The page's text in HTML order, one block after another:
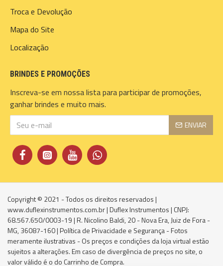
Troca e Devolução
Mapa do Site
Localização
BRINDES E PROMOÇÕES
Inscreva-se em nossa lista para participar de promoções,
ganhar brindes e muito mais.
ENVIAR
Copyright © 2021 - Todos os direitos reservados |
www.duflexinstrumentos.com.br | Duflex Instrumentos | CNPJ:
68.567.650/0003-19 | R. Nicolino Baldi, 20 - Nova Era, Juiz de Fora -
MG, 36087-160 | Política de Privacidade e Segurança - Fotos
meramente ilustrativas - Os preços e condições da loja virtual estão
sujeitos a alterações. Em caso de divergência de preços no site, o
valor válido é o do Carrinho de Compra.